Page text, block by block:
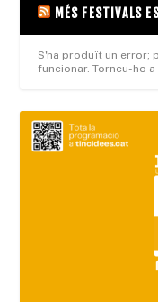
MÉS FESTIVALS
S'ha produït un error;
funcionar. Torneu-ho